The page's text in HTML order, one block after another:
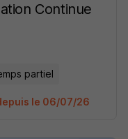
Continue
partiel
le 06/07/26